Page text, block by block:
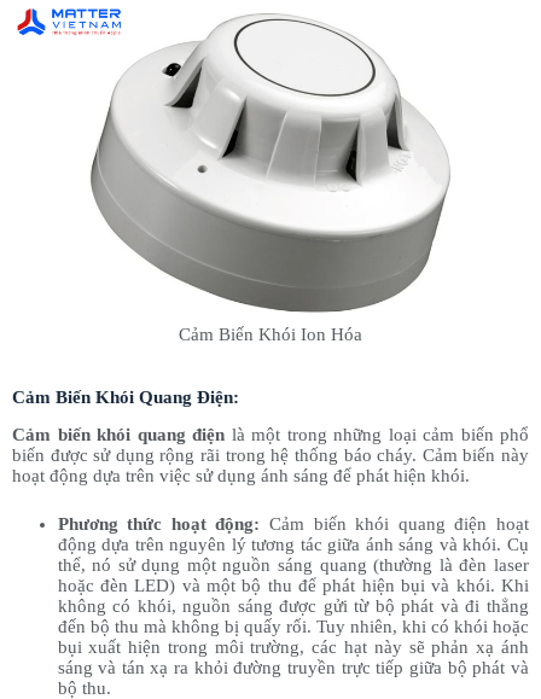
Cảm Biến Khói Ion Hóa
Cảm Biến Khói Quang Điện:
Cảm biến khói quang điện là một trong những loại cảm biến phổ
biến được sử dụng rộng rãi trong hệ thống báo cháy. Cảm biến này
hoạt động dựa trên việc sử dụng ánh sáng để phát hiện khói.
Phương thức hoạt động: Cảm biến khói quang điện hoạt
động dựa trên nguyên lý tương tác giữa ánh sáng và khói. Cụ
thể, nó sử dụng một nguồn sáng quang (thường là đèn laser
hoặc đèn LED) và một bộ thu để phát hiện bụi và khói. Khi
không có khói, nguồn sáng được gửi từ bộ phát và đi thẳng
đến bộ thu mà không bị quấy rối. Tuy nhiên, khi có khói hoặc
bụi xuất hiện trong môi trường, các hạt này sẽ phản xạ ánh
sáng và tán xạ ra khỏi đường truyền trực tiếp giữa bộ phát và
bộ thu.